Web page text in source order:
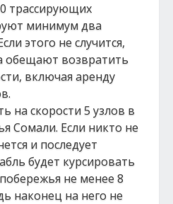
трассирующих
минимум два
этого не случится,
обещают возвратить
включая аренду
на скорости 5 узлов в
Сомали. Если никто не
и последует
будет курсировать
не менее 8
наконец на него не